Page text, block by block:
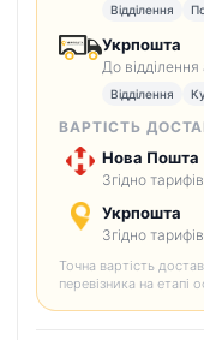
Відділення
Укрпошта
До
Відділення
ВАРТІСТЬ
Нова Пошта
Згідно
Укрпошта
Згідно
Точна вартість
перевізника на етапі